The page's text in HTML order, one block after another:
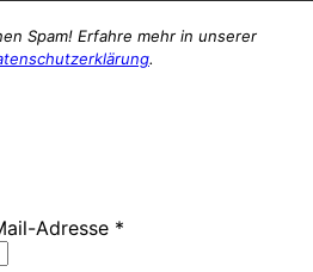
Spam! Erfahre mehr in unserer
.
Adresse *